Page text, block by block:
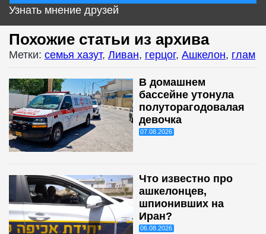
Узнать мнение друзей
Похожие статьи из архива
Метки: семья хазут, Ливан, герцог, Ашкелон, глам
В домашнем
бассейне утонула
полуторагодовалая
девочка
07.08.2026
Что известно про
ашкелонцев,
шпионивших на
Иран?
06.08.2026